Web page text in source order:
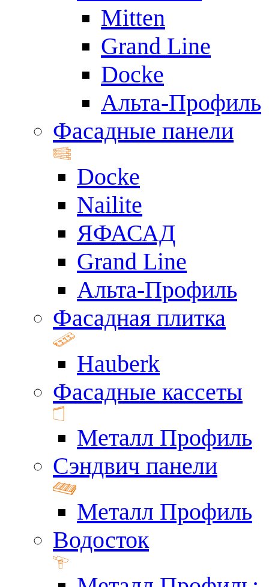
Mitten
Grand Line
Docke
Альта-Профиль
Фасадные панели
Docke
Nailite
ЯФАСАД
Grand Line
Альта-Профиль
Фасадная плитка
Hauberk
Фасадные кассеты
Металл Профиль
Сэндвич панели
Металл Профиль
Водосток